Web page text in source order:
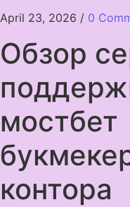
April 23, 2026 / 0
Обзор
мостбет
контора